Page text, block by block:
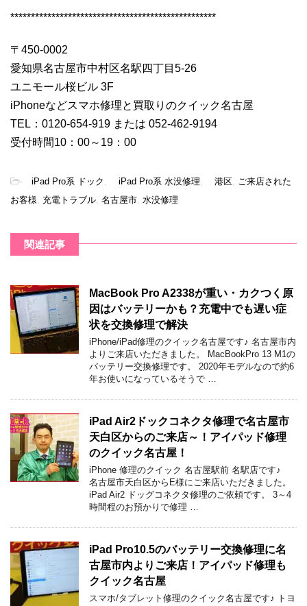
**************************************************
〒450-0002
愛知県名古屋市中村区名駅四丁目5-26
ユニモール桜ビル 3F
iPhoneなどスマホ修理と買取りのクイック名古屋
TEL：0120-654-919 または 052-462-9194
受付時間10：00～19：00
- iPad Pro系 ドック , iPad Pro系 水没修理, 港区, ご来店された
お客様, 充電トラブル, 名古屋市, 水没修理
関連記事
MacBook Pro A2338が重い・カクつく原
因はバッテリーかも？充電中でも遅い症
状を交換修理で解決
iPhone/iPad修理のクイック名古屋です♪ 名古屋市内
よりご来店いただきました。 MacBookPro 13 M1の
バッテリー交換修理です。 2020年モデルなので約6
年お使いになっているそうで …
iPad Air2ドックコネクタ修理で名古屋市
天白区からのご来店～！アイパッド修理
のクイック名古屋！
iPhone 修理のクイック 名古屋駅前 名駅店です♪
名古屋市天白区からE様にご来店いただきました。
iPad Air2 ドッグコネクタ修理のご依頼です。 3～4
時間程のお預かりで修理 …
iPad Pro10.5のバッテリー交換修理に名
古屋市内よりご来店！アイパッド修理も
クイック名古屋
スマホ/タブレット修理のクイック名古屋です♪ トヨ